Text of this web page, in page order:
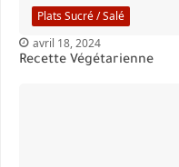
Plats Sucré / Salé
avril 18, 2024
Recette Végétarienne